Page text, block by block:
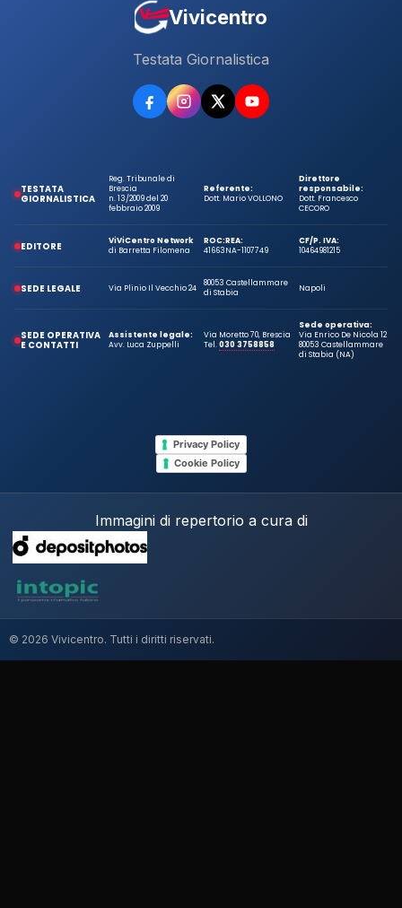
Vivicentro
Testata Giornalistica
TESTATA
GIORNALISTICA
Reg. Tribunale di
Brescia
n. 13/2009 del 20
febbraio 2009
Referente:
Dott. Mario VOLLONO
Direttore
responsabile:
Dott. Francesco
CECORO
EDITORE
ViViCentro Network
di Barretta Filomena
ROC:
41663
REA:
NA-1107749
CF/P. IVA:
10464981215
SEDE LEGALE Via Plinio Il Vecchio 24
80053 Castellammare
di Stabia
Napoli
SEDE OPERATIVA
E CONTATTI
Assistente legale:
Avv. Luca Zuppelli
Via Moretto 70, Brescia
Tel.030 3758858
Sede operativa:
Via Enrico De Nicola 12
80053 Castellammare
di Stabia (NA)
Privacy Policy
Cookie Policy
Immagini di repertorio a cura di
© 2026 Vivicentro. Tutti i diritti riservati.